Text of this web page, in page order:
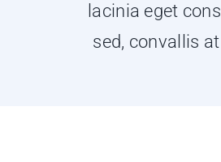
lacinia eget
sed, convallis